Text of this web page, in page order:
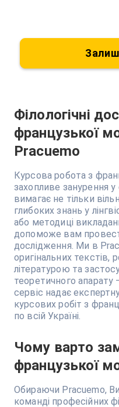
Філологічні
французької
Pracuemo
Курсова робота з
захопливе занурення у
вимагає не тільки
глибоких знань у
або методиці
допоможе вам
дослідження. Ми в
оригінальних текстів,
літературою та
теоретичного
сервіс надає
курсових робіт з
по всій Україні.
Чому варто
французької
Обираючи Pracuemo,
команді професійних